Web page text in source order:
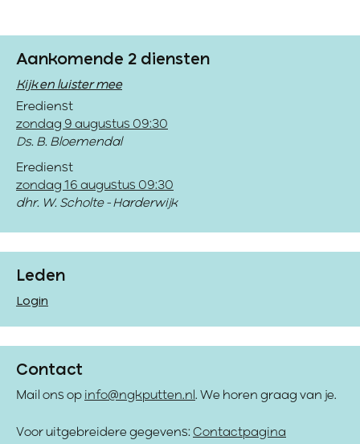
Aankomende 2 diensten
Kijk en luister mee
Eredienst
zondag 9 augustus 09:30
Ds. B. Bloemendal
Eredienst
zondag 16 augustus 09:30
dhr. W. Scholte - Harderwijk
Leden
Login
Contact
Mail ons op info@ngkputten.nl . We horen graag van je.
Voor uitgebreidere gegevens: Contactpagina